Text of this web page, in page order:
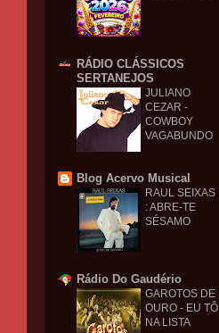
RÁDIO CLÁSSICOS
SERTANEJOS
JULIANO
CEZAR -
COWBOY
VAGABUNDO
Blog Acervo Musical
RAUL SEIXAS
: ABRE-TE
SÉSAMO
Rádio Do Gaudério
GAROTOS DE
OURO - EU TÔ
NA LISTA